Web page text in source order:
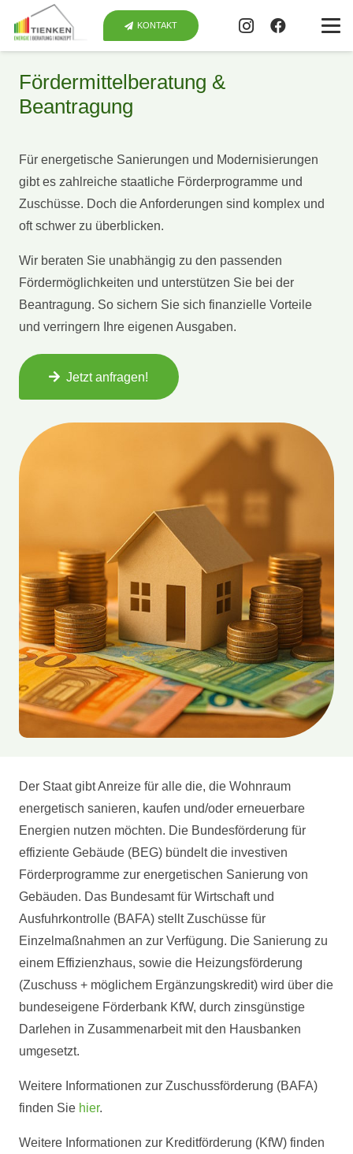
KONTAKT
Fördermittelberatung &
Beantragung
Für energetische Sanierungen und Modernisierungen
gibt es zahlreiche staatliche Förderprogramme und
Zuschüsse. Doch die Anforderungen sind komplex und
oft schwer zu überblicken.
Wir beraten Sie unabhängig zu den passenden
Fördermöglichkeiten und unterstützen Sie bei der
Beantragung. So sichern Sie sich finanzielle Vorteile
und verringern Ihre eigenen Ausgaben.
Jetzt anfragen!
Der Staat gibt Anreize für alle die, die Wohnraum
energetisch sanieren, kaufen und/oder erneuerbare
Energien nutzen möchten. Die Bundesförderung für
effiziente Gebäude (BEG) bündelt die investiven
Förderprogramme zur energetischen Sanierung von
Gebäuden. Das Bundesamt für Wirtschaft und
Ausfuhrkontrolle (BAFA) stellt Zuschüsse für
Einzelmaßnahmen an zur Verfügung. Die Sanierung zu
einem Effizienzhaus, sowie die Heizungsförderung
(Zuschuss + möglichem Ergänzungskredit) wird über die
bundeseigene Förderbank KfW, durch zinsgünstige
Darlehen in Zusammenarbeit mit den Hausbanken
umgesetzt.
Weitere Informationen zur Zuschussförderung (BAFA)
finden Sie hier.
Weitere Informationen zur Kreditförderung (KfW) finden